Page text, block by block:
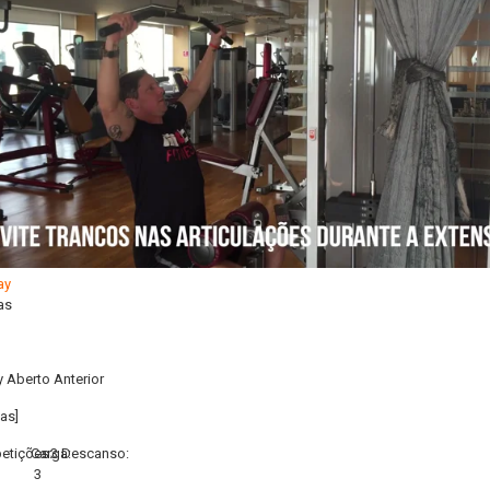
Aberto Anterior
Carga:
3
3 Descanso: